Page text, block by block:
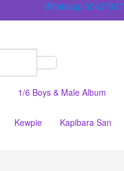
Whatsapp 55427937
1/6 Boys & Male Album
Kewpie Kapibara San